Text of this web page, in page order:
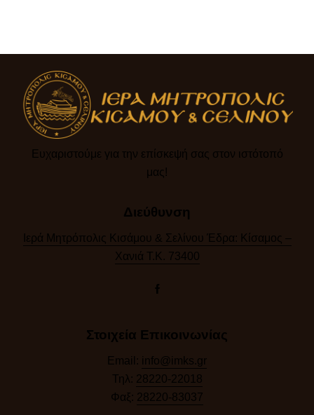
Ευχαριστούμε για την επίσκεψή σας στον ιστότοπό
μας!​
Διεύθυνση
Ιερά Μητρόπολις Κισάμου & Σελίνου Έδρα: Κίσαμος –
Χανιά Τ.Κ. 73400
Στοιχεία Επικοινωνίας
Email: info@imks.gr
Τηλ: 28220-22018
Φαξ: 28220-83037